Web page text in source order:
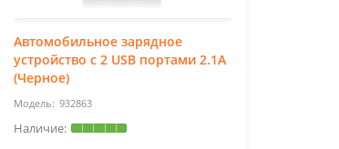
Автомобильное зарядное
устройство с 2 USB портами 2.1A
(Черное)
932863